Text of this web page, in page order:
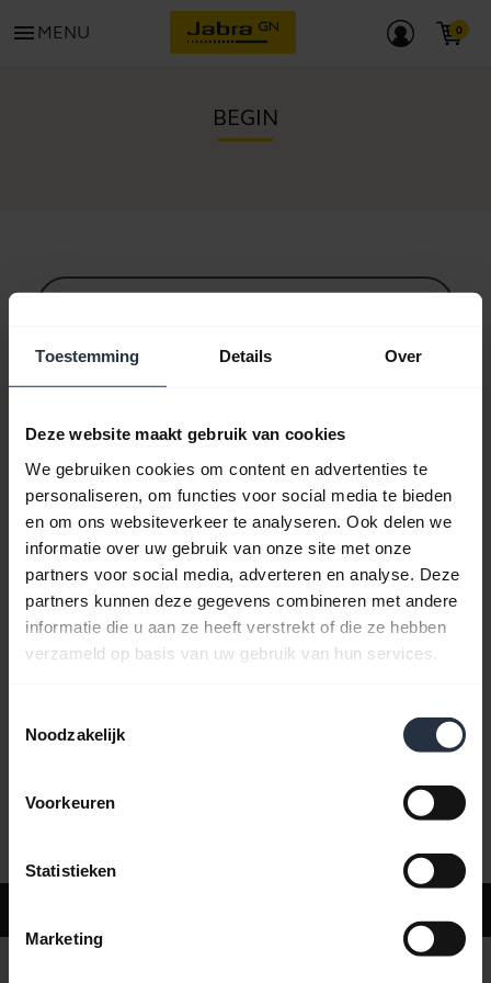
Toestemming Details Over
Deze website maakt gebruik van cookies
We gebruiken cookies om content en advertenties te
personaliseren, om functies voor social media te bieden
en om ons websiteverkeer te analyseren. Ook delen we
informatie over uw gebruik van onze site met onze
partners voor social media, adverteren en analyse. Deze
partners kunnen deze gegevens combineren met andere
informatie die u aan ze heeft verstrekt of die ze hebben
verzameld op basis van uw gebruik van hun services.
Noodzakelijk
Voorkeuren
Statistieken
Marketing
menu MENU
BEGIN
Bluetooth-koppelgids
Veelgestelde vragen
Productdocumenten